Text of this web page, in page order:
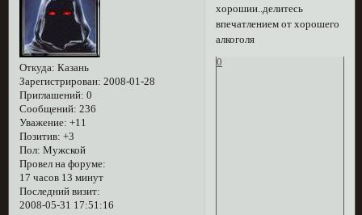
Откуда: Казань
Зарегистрирован: 2008-01-28
Приглашений: 0
Сообщений: 236
Уважение: +11
Позитив: +3
Пол: Мужской
Провел на форуме:
17 часов 13 минут
Последний визит:
2008-05-31 17:51:16
хорошии..делитесь
впечатлением от хорошего
алкоголя
0